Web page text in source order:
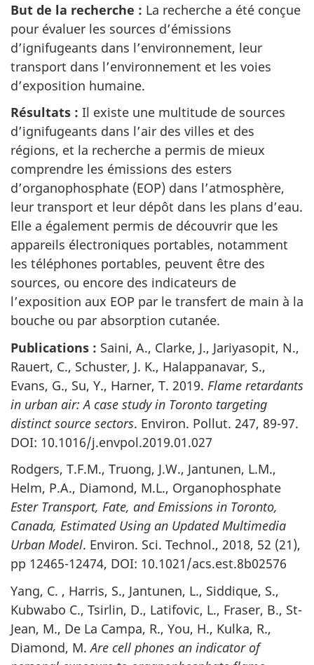
But de la recherche : La recherche a été conçue
pour évaluer les sources d’émissions
d’ignifugeants dans l’environnement, leur
transport dans l’environnement et les voies
d’exposition humaine.
Résultats : Il existe une multitude de sources
d’ignifugeants dans l’air des villes et des
régions, et la recherche a permis de mieux
comprendre les émissions des esters
d’organophosphate (EOP) dans l’atmosphère,
leur transport et leur dépôt dans les plans d’eau.
Elle a également permis de découvrir que les
appareils électroniques portables, notamment
les téléphones portables, peuvent être des
sources, ou encore des indicateurs de
l’exposition aux EOP par le transfert de main à la
bouche ou par absorption cutanée.
Publications : Saini, A., Clarke, J., Jariyasopit, N.,
Rauert, C., Schuster, J. K., Halappanavar, S.,
Evans, G., Su, Y., Harner, T. 2019. Flame retardants
in urban air: A case study in Toronto targeting
distinct source sectors. Environ. Pollut. 247, 89-97.
DOI: 10.1016/j.envpol.2019.01.027
Rodgers, T.F.M., Truong, J.W., Jantunen, L.M.,
Helm, P.A., Diamond, M.L., Organophosphate
Ester Transport, Fate, and Emissions in Toronto,
Canada, Estimated Using an Updated Multimedia
Urban Model. Environ. Sci. Technol., 2018, 52 (21),
pp 12465-12474, DOI: 10.1021/acs.est.8b02576
Yang, C. , Harris, S., Jantunen, L., Siddique, S.,
Kubwabo C., Tsirlin, D., Latifovic, L., Fraser, B., St-
Jean, M., De La Campa, R., You, H., Kulka, R.,
Diamond, M.Are cell phones an indicator of